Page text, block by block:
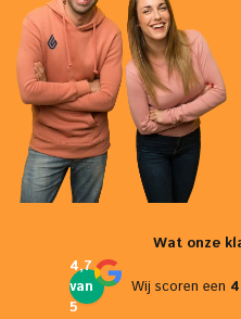
Wat onze
4,7
van
5
Wij scoren een